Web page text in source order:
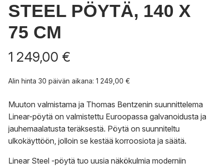
STEEL PÖYTÄ, 140 X
75 CM
1 249,00 €
Alin hinta 30 päivän aikana: 1 249,00 €
Muuton valmistama ja Thomas Bentzenin suunnittelema
Linear-pöytä on valmistettu Euroopassa galvanoidusta ja
jauhemaalatusta teräksestä. Pöytä on suunniteltu
ulkokäyttöön, jolloin se kestää korroosiota ja säätä.
Linear Steel -pöytä tuo uusia näkökulmia moderniin